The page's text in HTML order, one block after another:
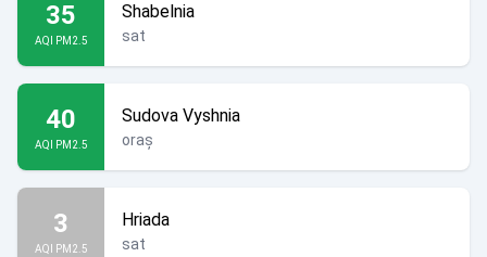
35
AQI PM2.5
Shabelnia
sat
40
AQI PM2.5
Sudova Vyshnia
oraș
3
AQI PM2.5
Hriada
sat